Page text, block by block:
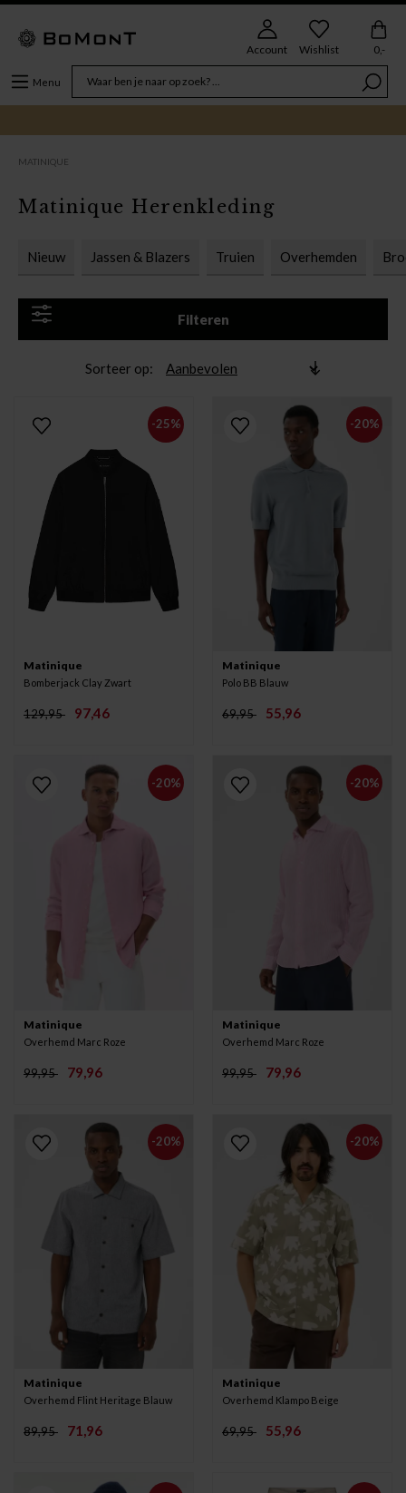
Menu
Account Wishlist 0,-
MATINIQUE
Nieuw Jassen & Blazers Truien Overhemden
Filteren
Matinique Herenkleding
Sorteer op
-25%
Matinique
Bomberjack Clay Zwart
129,95 97,46
-20%
Matinique
Polo BB Blauw
69,95 55,96
-20%
Matinique
Overhemd Marc Roze
99,95 79,96
-20%
Matinique
Overhemd Marc Roze
99,95 79,96
-20%
Matinique
Overhemd Flint Heritage Blauw
89,95 71,96
-20%
Matinique
Overhemd Klampo Beige
69,95 55,96